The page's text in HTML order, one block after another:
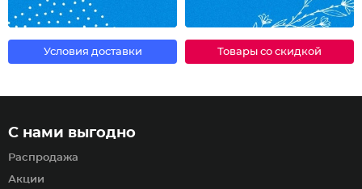
Условия доставки Товары со скидкой
С нами выгодно
Распродажа
Акции